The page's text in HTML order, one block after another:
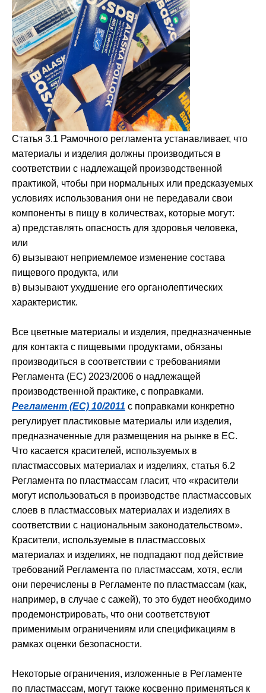
Статья 3.1 Рамочного регламента устанавливает, что
материалы и изделия должны производиться в
соответствии с надлежащей производственной
практикой, чтобы при нормальных или предсказуемых
условиях использования они не передавали свои
компоненты в пищу в количествах, которые могут:
а) представлять опасность для здоровья человека,
или
б) вызывают неприемлемое изменение состава
пищевого продукта, или
в) вызывают ухудшение его органолептических
характеристик.
Все цветные материалы и изделия, предназначенные
для контакта с пищевыми продуктами, обязаны
производиться в соответствии с требованиями
Регламента (ЕС) 2023/2006 о надлежащей
производственной практике, с поправками.
Регламент (ЕС) 10/2011 с поправками конкретно
регулирует пластиковые материалы или изделия,
предназначенные для размещения на рынке в ЕС.
Что касается красителей, используемых в
пластмассовых материалах и изделиях, статья 6.2
Регламента по пластмассам гласит, что «красители
могут использоваться в производстве пластмассовых
слоев в пластмассовых материалах и изделиях в
соответствии с национальным законодательством».
Красители, используемые в пластмассовых
материалах и изделиях, не подпадают под действие
требований Регламента по пластмассам, хотя, если
они перечислены в Регламенте по пластмассам (как,
например, в случае с сажей), то это будет необходимо
продемонстрировать, что они соответствуют
применимым ограничениям или спецификациям в
рамках оценки безопасности.
Некоторые ограничения, изложенные в Регламенте
по пластмассам, могут также косвенно применяться к